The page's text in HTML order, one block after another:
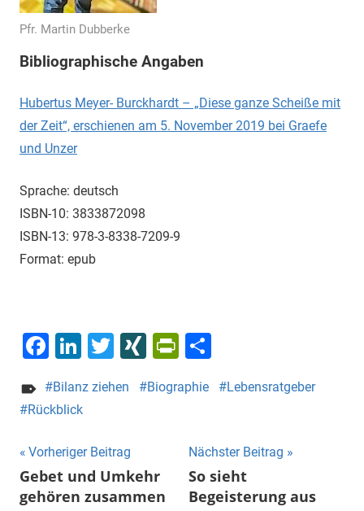
Pfr. Martin Dubberke
Bibliographische Angaben
Hubertus Meyer- Burckhardt – „Diese ganze Scheiße mit
der Zeit“, erschienen am 5. November 2019 bei Graefe
und Unzer
Sprache: deutsch
ISBN-10: 3833872098
ISBN-13: 978-3-8338-7209-9
Format: epub
Facebook
LinkedIn
Twitter
XINGPrintFriendly
Bilanz ziehen Biographie
Lebensratgeber
Rückblick
Beitragsnavigation
Vorheriger Beitrag
Gebet und Umkehr
gehören zusammen
Nächster Beitrag
So sieht
Begeisterung aus